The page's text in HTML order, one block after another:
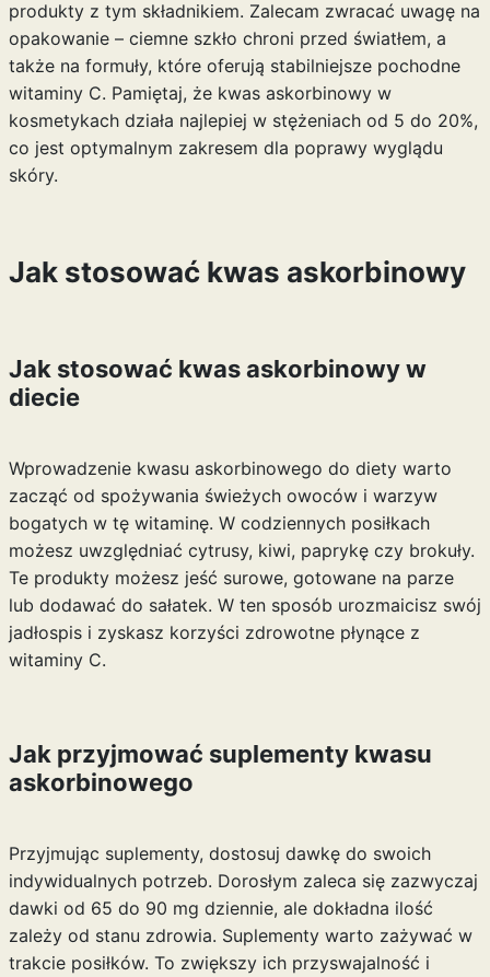
produkty z tym składnikiem. Zalecam zwracać uwagę na
opakowanie – ciemne szkło chroni przed światłem, a
także na formuły, które oferują stabilniejsze pochodne
witaminy C. Pamiętaj, że kwas askorbinowy w
kosmetykach działa najlepiej w stężeniach od 5 do 20%,
co jest optymalnym zakresem dla poprawy wyglądu
skóry.
Jak stosować kwas askorbinowy
Jak stosować kwas askorbinowy w
diecie
Wprowadzenie kwasu askorbinowego do diety warto
zacząć od spożywania świeżych owoców i warzyw
bogatych w tę witaminę. W codziennych posiłkach
możesz uwzględniać cytrusy, kiwi, paprykę czy brokuły.
Te produkty możesz jeść surowe, gotowane na parze
lub dodawać do sałatek. W ten sposób urozmaicisz swój
jadłospis i zyskasz korzyści zdrowotne płynące z
witaminy C.
Jak przyjmować suplementy kwasu
askorbinowego
Przyjmując suplementy, dostosuj dawkę do swoich
indywidualnych potrzeb. Dorosłym zaleca się zazwyczaj
dawki od 65 do 90 mg dziennie, ale dokładna ilość
zależy od stanu zdrowia. Suplementy warto zażywać w
trakcie posiłków. To zwiększy ich przyswajalność i